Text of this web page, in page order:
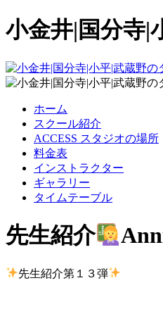
小金井|国分寺|
ホーム
スクール紹介
ACCESS スタジオの場所
料金表
インストラクター
ギャラリー
タイムテーブル
先生紹介
先生紹介第１３弾